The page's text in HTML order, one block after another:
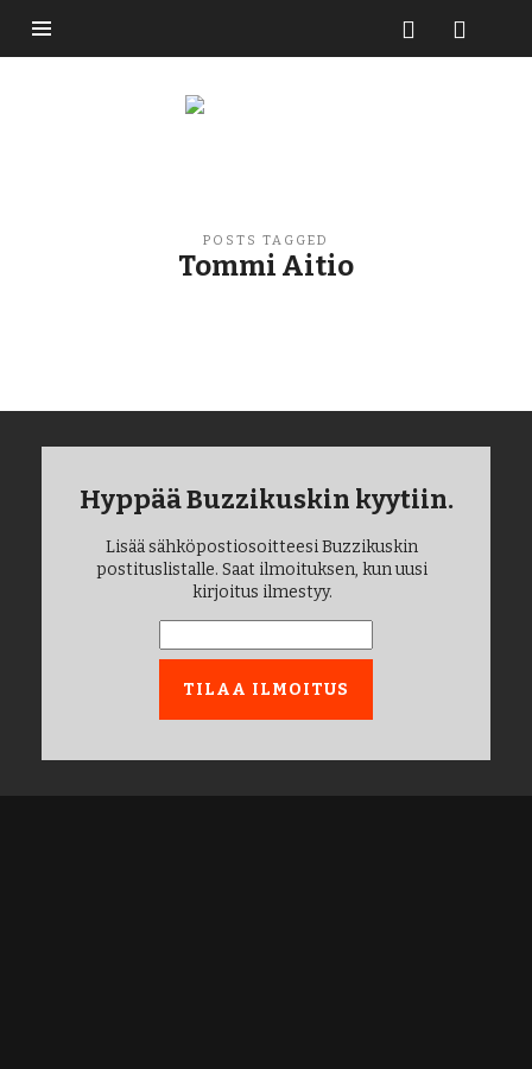
Buzzikuski
POSTS TAGGED
Tommi Aitio
Hyppää Buzzikuskin kyytiin.
Lisää sähköpostiosoitteesi Buzzikuskin
postituslistalle. Saat ilmoituksen, kun uusi
kirjoitus ilmestyy.